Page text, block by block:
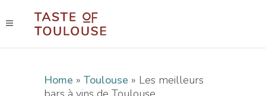
Home » Toulouse » Les meilleurs